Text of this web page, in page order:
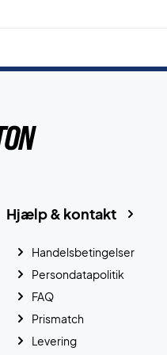
Hjælp & kontakt
Handelsbetingelser
Persondatapolitik
FAQ
Prismatch
Levering